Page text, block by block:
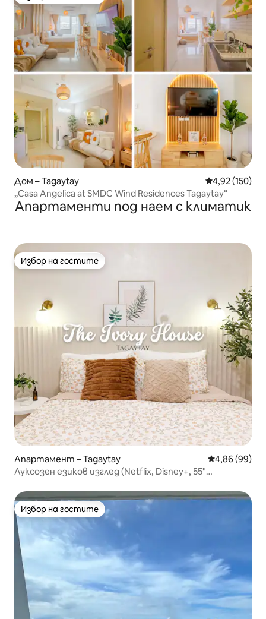
Дом – Tagaytay Средна
4,92 (150)
„Casa Angelica at SMDC Wind Residences Tagaytay“
Апартаменти под наем с климатик
Избор на гостите
Избор на гостите
Апартамент – Tagaytay Средна
4,86 (99)
Луксозен езиков изглед (Netflix, Disney+, 55"
Избор на гостите
Избор на гостите